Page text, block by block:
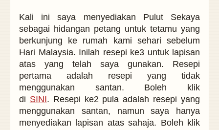
Kali ini saya menyediakan Pulut Sekaya
sebagai hidangan petang untuk tetamu yang
berkunjung ke rumah kami sehari sebelum
Hari Malaysia. Inilah resepi ke3 untuk lapisan
atas yang telah saya gunakan. Resepi
pertama adalah resepi yang tidak
menggunakan santan. Boleh klik
di SINI. Resepi ke2 pula adalah resepi yang
menggunakan santan, namun saya hanya
menyediakan lapisan atas sahaja. Boleh klik